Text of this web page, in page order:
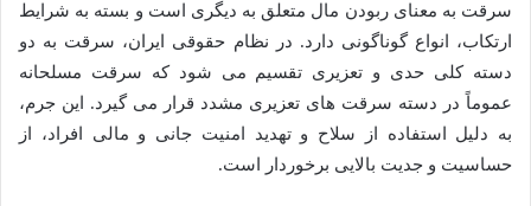
سرقت به معنای ربودن مال متعلق به دیگری است و بسته به شرایط
ارتکاب، انواع گوناگونی دارد. در نظام حقوقی ایران، سرقت به دو
دسته کلی حدی و تعزیری تقسیم می شود که سرقت مسلحانه
عموماً در دسته سرقت های تعزیری مشدد قرار می گیرد. این جرم،
به دلیل استفاده از سلاح و تهدید امنیت جانی و مالی افراد، از
حساسیت و جدیت بالایی برخوردار است.